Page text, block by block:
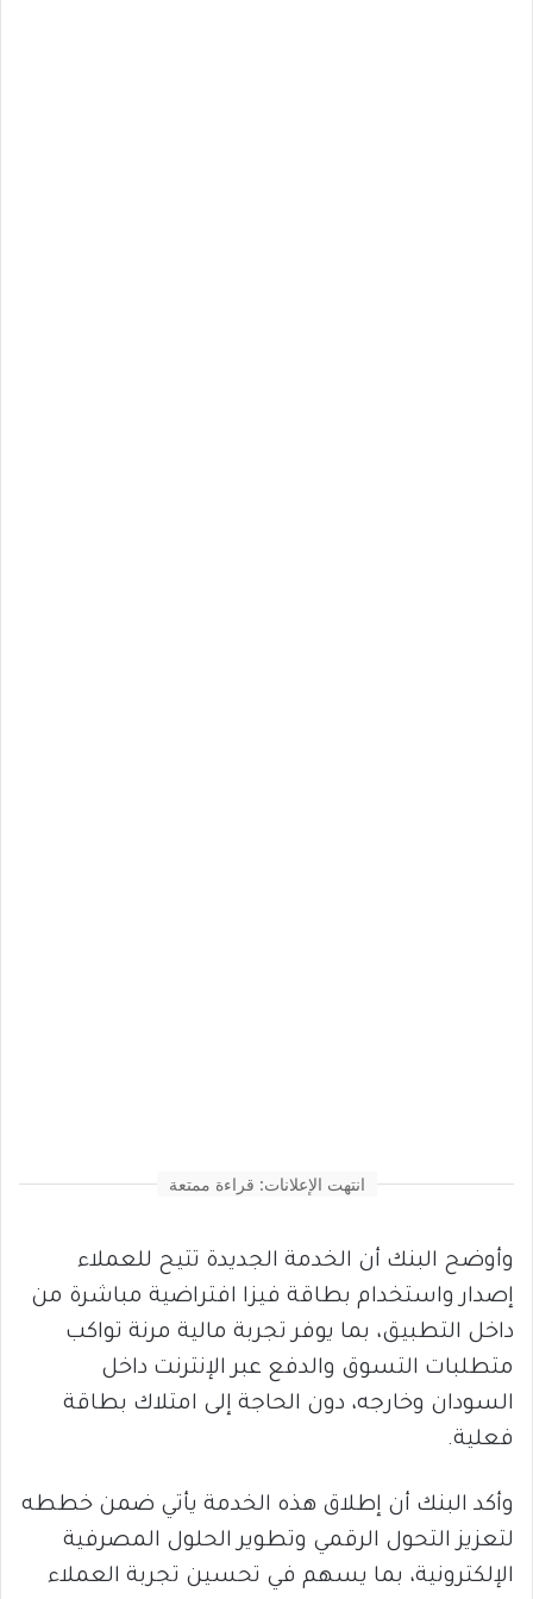
انتهت الإعلانات: قراءة ممتعة
وأوضح البنك أن الخدمة الجديدة تتيح للعملاء
إصدار واستخدام بطاقة فيزا افتراضية مباشرة من
داخل التطبيق، بما يوفر تجربة مالية مرنة تواكب
متطلبات التسوق والدفع عبر الإنترنت داخل
السودان وخارجه، دون الحاجة إلى امتلاك بطاقة
فعلية.
وأكد البنك أن إطلاق هذه الخدمة يأتي ضمن خططه
لتعزيز التحول الرقمي وتطوير الحلول المصرفية
الإلكترونية، بما يسهم في تحسين تجربة العملاء